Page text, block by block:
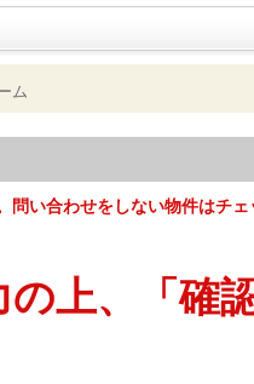
ム
問い合わせをしない物件はチ
の上、「確